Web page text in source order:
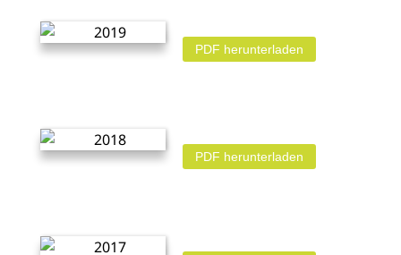
PDF herunterladen
PDF herunterladen